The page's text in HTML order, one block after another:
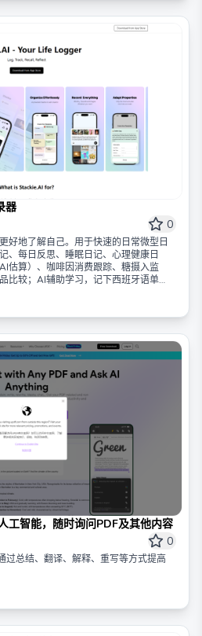
器
0
好地了解自己。用于快速的日常微型日
、每日反思、睡眠日记、心理健康日
估算）、咖啡因消费跟踪、糖摄入监
比较；AI辅助学习，记下西班牙语单
，写下问题，让Stackie.AI像朋友一样
工智能，随时询问PDF及其他内容
0
过总结、翻译、解释、重写等方式提高